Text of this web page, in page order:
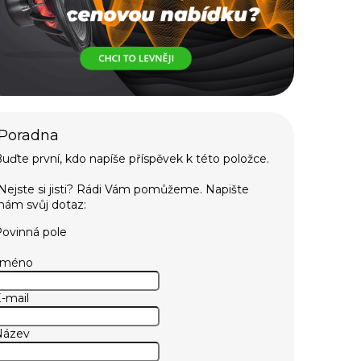
první, kdo napíše příspěvek k této položce.
pole
mail